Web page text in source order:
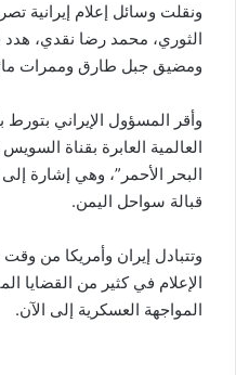
ونقلت وسائل إعلام إيرانية
الثوري، محمد رضا نقدي، هدد
ومضيق جبل طارق وممرات
وأقر المسؤول الإيراني
العالمية العابرة بقناة
البحر الأحمر”، وهي إشارة
قبالة سواحل اليمن.
وتتبادل إيران وأمريكا من
الإعلام في كثير من القضايا
المواجهة العسكرية إلى الآن.